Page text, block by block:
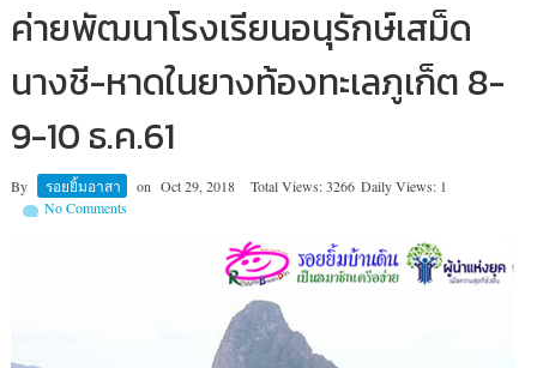
ค่ายพัฒนาโรงเรียนอนุรักษ์เสม็ด
นางชี-หาดในยางท้องทะเลภูเก็ต 8-
9-10 ธ.ค.61
By รอยยิ้มอาสา on Oct 29, 2018 Total Views: 3266 Daily Views: 1
No Comments